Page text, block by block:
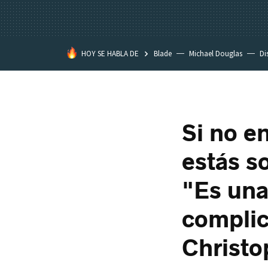
HOY SE HABLA DE Blade Michael Douglas
Si no
estás
"Es